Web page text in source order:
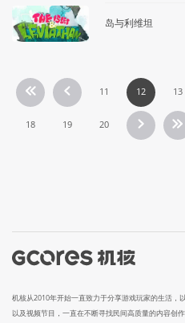
岛与利维坦
11 12 13
18 19 20
机核从2010年开始一直致力于分享游戏玩家的生活，
以及视频节目，一直在不断寻找民间高质量的内容创作